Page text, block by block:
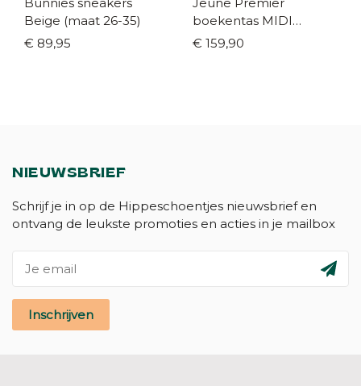
Beige (maat 26-35)
€ 89,95
boekentas MIDI
Unicorn gold
€ 159,90
NIEUWSBRIEF
Schrijf je in op de Hippeschoentjes nieuwsbrief en
ontvang de leukste promoties en acties in je mailbox
Inschrijven